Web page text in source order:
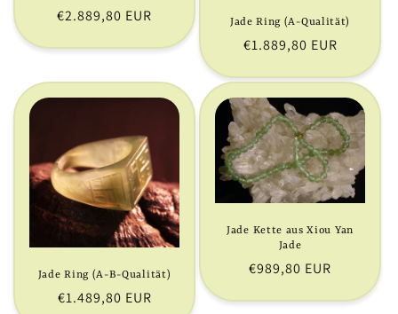
Normaler
€2.889,80 EUR Jade Ring (A-Qualität)
Normaler
€1.889,80 EUR
Jade Ring (A-B-Qualität)
Normaler
€1.489,80 EUR
Jade Kette aus Xiou Yan
Jade
Normaler
€989,80 EUR